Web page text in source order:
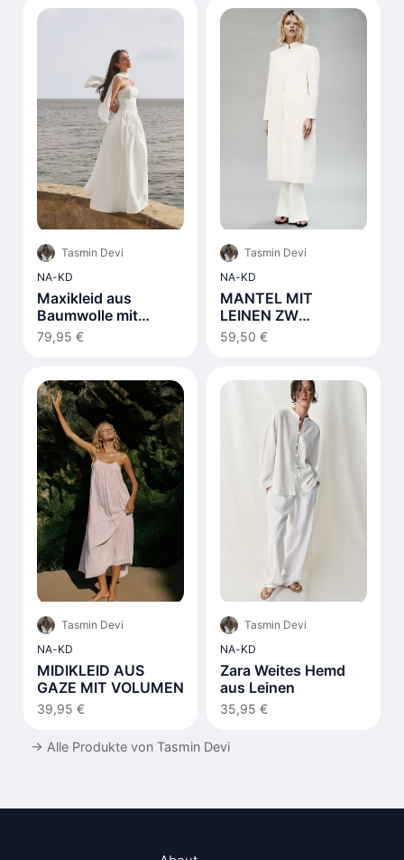
Tasmin Devi
NA-KD
Maxikleid aus
Baumwolle mit
Schnürdetail Weiß
79,95 €
Tasmin Devi
NA-KD
MANTEL MIT
LEINEN ZW
COLLECTION
59,50 €
Tasmin Devi
NA-KD
MIDIKLEID AUS
GAZE MIT VOLUMEN
39,95 €
Tasmin Devi
NA-KD
Zara Weites Hemd
aus Leinen
35,95 €
→ Alle Produkte von Tasmin Devi